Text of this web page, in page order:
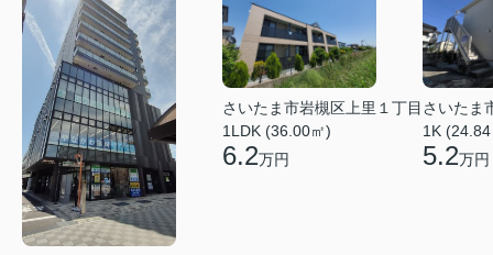
さいたま市岩槻区上里１丁目
1LDK (36.00㎡)
6.2万円
さいたま
1K
5.2万円